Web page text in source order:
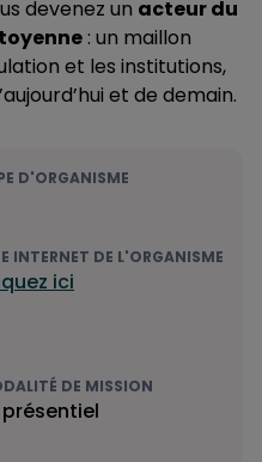
devenez un acteur du
: un maillon
et les institutions,
et de demain.
D'ORGANISME
INTERNET DE L'ORGANISME
ici
DE MISSION
présentiel